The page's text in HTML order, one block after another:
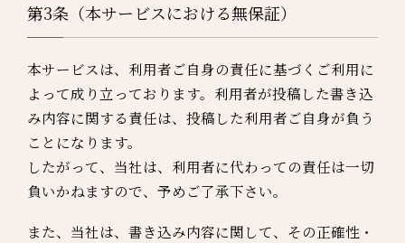
第3条（本サービスにおける無保証）
本サービスは、利用者ご自身の責任に基づくご利用に
よって成り立っております。利用者が投稿した書き込
み内容に関する責任は、投稿した利用者ご自身が負う
ことになります。
したがって、当社は、利用者に代わっての責任は一切
負いかねますので、予めご了承下さい。
また、当社は、書き込み内容に関して、その正確性・